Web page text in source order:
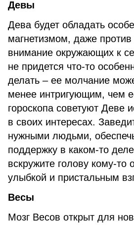
Девы
Дева будет обладать
магнетизмом, даже
внимание окружающих к
не придется что-то
делать – ее молчание
менее интригующим, чем
гороскопа советуют Деве
в своих интересах.
нужными людьми,
поддержку в каком-то
вскружите голову кому-то
улыбкой и пристальным
Весы
Мозг Весов открыт для